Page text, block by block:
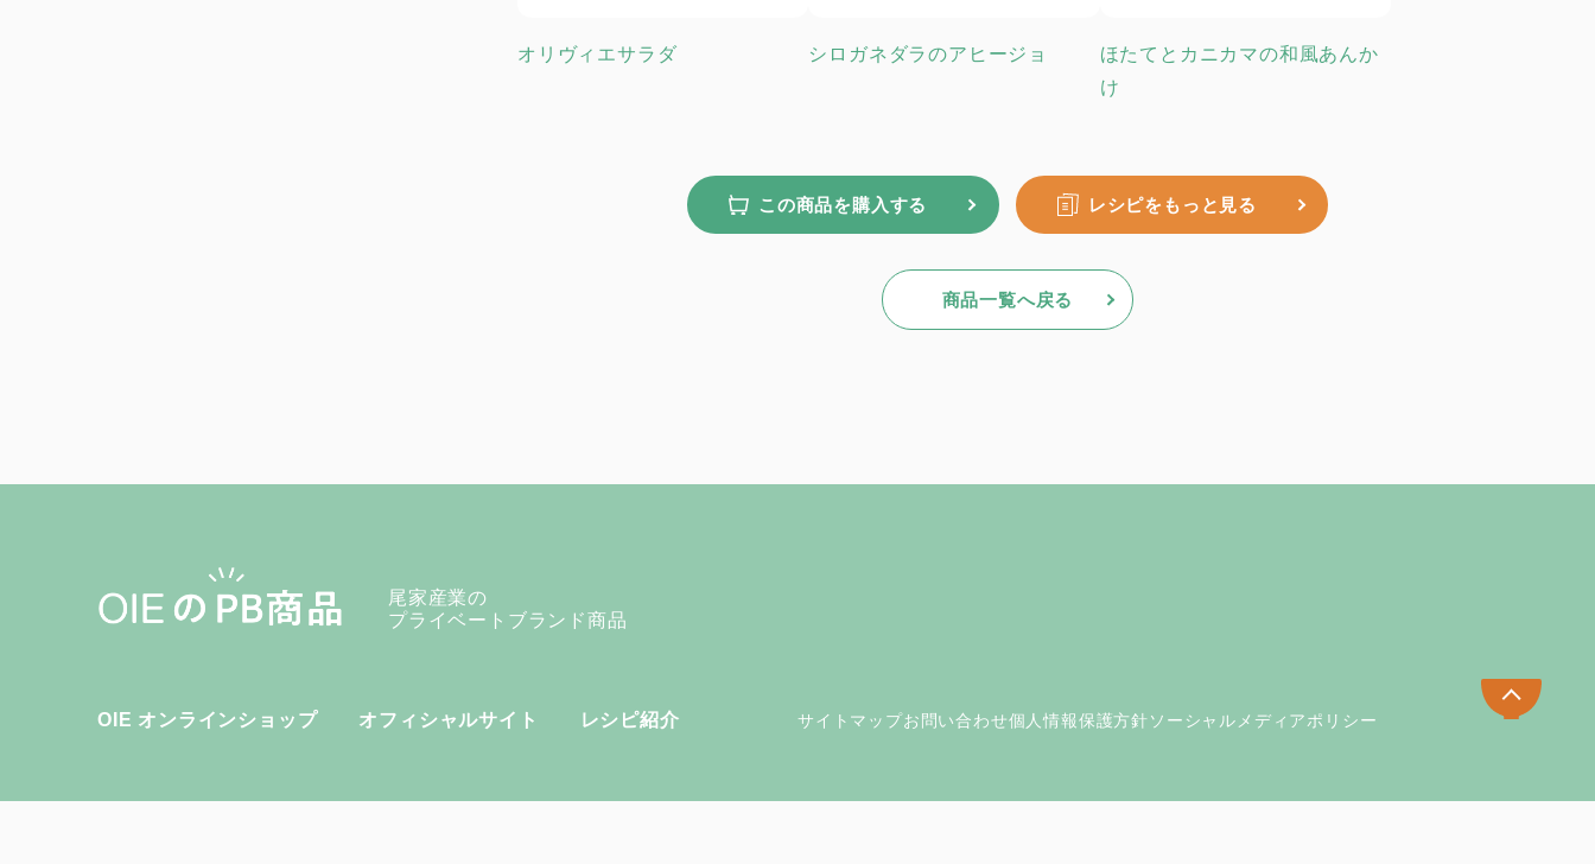
オリヴィエサラダ シロガネダラのアヒージョ
ほたてとカニカマの和風あんか
け
この商品を購入する レシピをもっと見る
商品一覧へ戻る
尾家産業の
プライベートブランド商品
OIE オンラインショップ オフィシャルサイト レシピ紹介 サイトマップお問い合わせ個人情報保護方針ソーシャルメディアポリシー